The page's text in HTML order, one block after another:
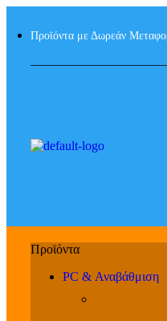
Προϊόντα με Δωρεάν
PC & Αναβάθμιση